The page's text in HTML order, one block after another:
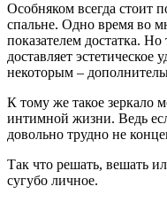
Особняком всегда стоит
спальне. Одно время во
показателем достатка.
доставляет эстетическое
некоторым –
К тому же такое зеркало
интимной жизни. Ведь
довольно трудно не
Так что решать, вешать
сугубо личное.